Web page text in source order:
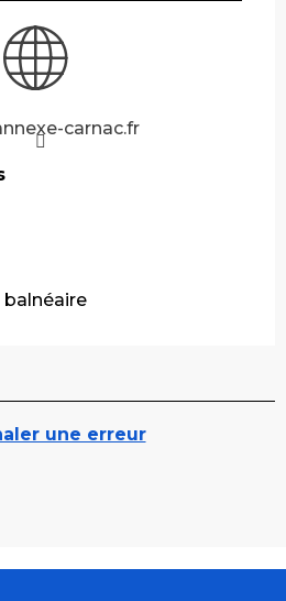
carnac.fr
balnéaire
une erreur